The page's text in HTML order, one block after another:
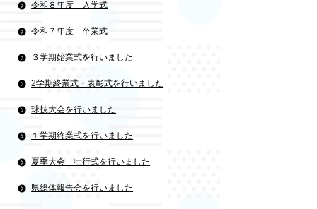
令和８年度 入学式
令和７年度 卒業式
３学期始業式を行いました
2学期終業式・表彰式を行いました
球技大会を行いました
１学期終業式を行いました
夏季大会 壮行式を行いました
県総体報告会を行いました